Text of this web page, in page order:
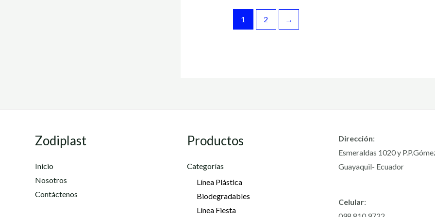
1 2 →
Zodiplast
Inicio
Nosotros
Contáctenos
Productos
Categorías
Línea Plástica
Biodegradables
Línea Fiesta
Dirección:
Esmeraldas 1020 y
Guayaquil- Ecuador
Celular: